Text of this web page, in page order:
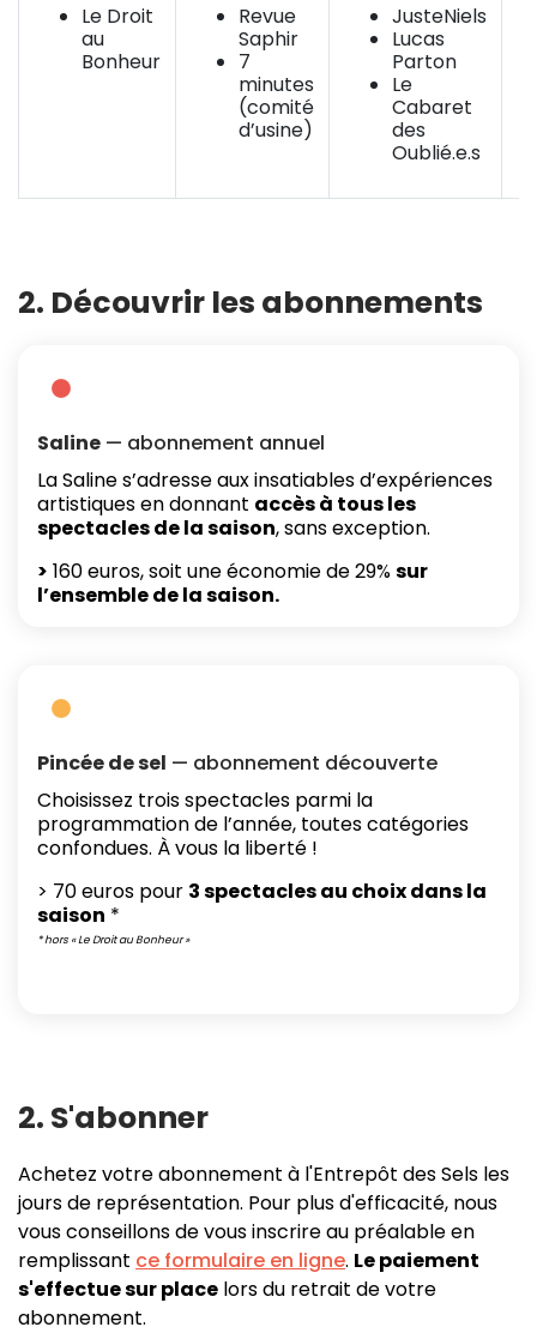
Le Droit
au
Bonheur
Revue
Saphir
7
minutes
(comité
d’usine)
JusteNiels
Lucas
Parton
Le
Cabaret
des
Oublié.e.s
2. Découvrir les abonnements
Saline — abonnement annuel
La Saline s’adresse aux insatiables d’expériences
artistiques en donnant accès à tous les
spectacles de la saison, sans exception.
> 160 euros, soit une économie de 29%sur
l’ensemble de la saison.
Pincée de sel — abonnement découverte
Choisissez trois spectacles parmi la
programmation de l’année, toutes catégories
confondues. À vous la liberté !
> 70 euros pour 3 spectacles au choix dans la
saison *
* hors « Le Droit au Bonheur »
2. S'abonner
Achetez votre abonnement à l'Entrepôt des Sels les
jours de représentation. Pour plus d'efficacité, nous
vous conseillons de vous inscrire au préalable en
remplissant ce formulaire en ligne. Le paiement
s'effectue sur place lors du retrait de votre
abonnement.